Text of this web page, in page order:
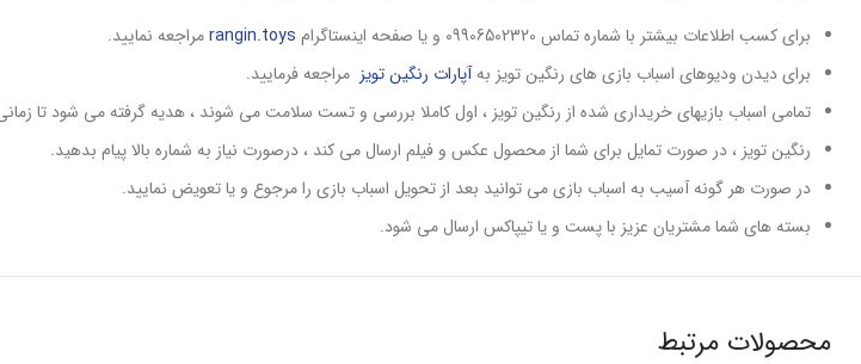
برای کسب اطلاعات بیشتر با شماره تماس 09906502320 و یا صفحه اینستاگرام
rangin.toysمراجعه نمایید.
برای دیدن ودیوهای اسباب بازی های رنگین تویز بهآپارات رنگین تویز مراجعه فرمایید.
تمامی اسباب بازیهای خریداری شده از رنگین تویز ، اول کاملا بررسی و تست سلامت می شوند ، هدیه گرفته می شود تا
رنگین تویز ، در صورت تمایل برای شما از محصول عکس و فیلم ارسال می کند ، درصورت نیاز به شماره بالا پیام بدهید.
در صورت هر گونه آسیب به اسباب بازی می توانید بعد از تحویل اسباب بازی را مرجوع و یا تعویض نمایید.
بسته های شما مشتریان عزیز با پست و یا تیپاکس ارسال می شود.
محصولات مرتبط